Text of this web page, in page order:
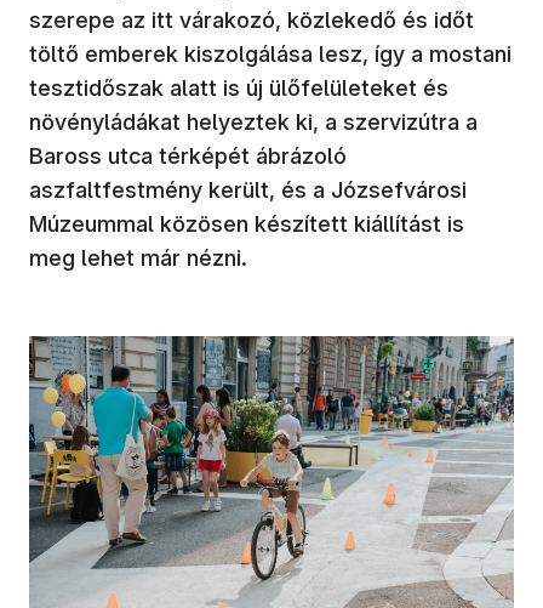
szerepe az itt várakozó, közlekedő és időt
töltő emberek kiszolgálása lesz, így a mostani
tesztidőszak alatt is új ülőfelületeket és
növényládákat helyeztek ki, a szervizútra a
Baross utca térképét ábrázoló
aszfaltfestmény került, és a Józsefvárosi
Múzeummal közösen készített kiállítást is
meg lehet már nézni.